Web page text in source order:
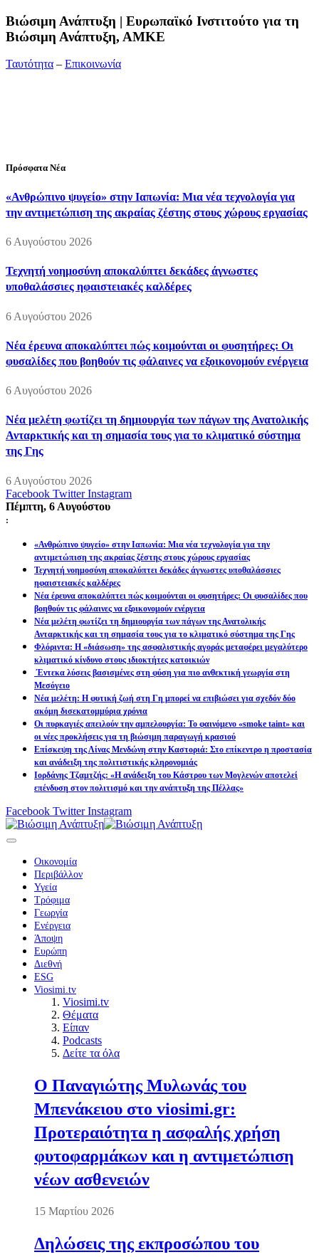
Bιώσιμη Ανάπτυξη | Ευρωπαϊκό Ινστιτούτο για τη
Βιώσιμη Ανάπτυξη, ΑΜΚΕ
Ταυτότητα – Επικοινωνία
Πρόσφατα Νέα
«Ανθρώπινο ψυγείο» στην Ιαπωνία: Μια νέα τεχνολογία για
την αντιμετώπιση της ακραίας ζέστης στους χώρους εργασίας
6 Αυγούστου 2026
Τεχνητή νοημοσύνη αποκαλύπτει δεκάδες άγνωστες
υποθαλάσσιες ηφαιστειακές καλδέρες
6 Αυγούστου 2026
Νέα έρευνα αποκαλύπτει πώς κοιμούνται οι φυσητήρες: Οι
φυσαλίδες που βοηθούν τις φάλαινες να εξοικονομούν ενέργεια
6 Αυγούστου 2026
Νέα μελέτη φωτίζει τη δημιουργία των πάγων της Ανατολικής
Ανταρκτικής και τη σημασία τους για το κλιματικό σύστημα
της Γης
6 Αυγούστου 2026
Facebook Twitter Instagram
Πέμπτη, 6 Αυγούστου
:
«Ανθρώπινο ψυγείο» στην Ιαπωνία: Μια νέα τεχνολογία για την
αντιμετώπιση της ακραίας ζέστης στους χώρους εργασίας
Τεχνητή νοημοσύνη αποκαλύπτει δεκάδες άγνωστες υποθαλάσσιες
ηφαιστειακές καλδέρες
Νέα έρευνα αποκαλύπτει πώς κοιμούνται οι φυσητήρες: Οι φυσαλίδες που
βοηθούν τις φάλαινες να εξοικονομούν ενέργεια
Νέα μελέτη φωτίζει τη δημιουργία των πάγων της Ανατολικής
Ανταρκτικής και τη σημασία τους για το κλιματικό σύστημα της Γης
Φλόριντα: Η «διάσωση» της ασφαλιστικής αγοράς μεταφέρει μεγαλύτερο
κλιματικό κίνδυνο στους ιδιοκτήτες κατοικιών
Έντεκα λύσεις βασισμένες στη φύση για πιο ανθεκτική γεωργία στη
Μεσόγειο
Νέα μελέτη: Η φυτική ζωή στη Γη μπορεί να επιβιώσει για σχεδόν δύο
ακόμη δισεκατομμύρια χρόνια
Οι πυρκαγιές απειλούν την αμπελουργία: Το φαινόμενο «smoke taint» και
οι νέες προκλήσεις για τη βιώσιμη παραγωγή κρασιού
Επίσκεψη της Λίνας Μενδώνη στην Καστοριά: Στο επίκεντρο η προστασία
και ανάδειξη της πολιτιστικής κληρονομιάς
Ιορδάνης Τζαμτζής: «Η ανάδειξη του Κάστρου των Μογλενών αποτελεί
επένδυση στον πολιτισμό και την ανάπτυξη της Πέλλας»
Facebook Twitter Instagram
Οικονομία
Περιβάλλον
Υγεία
Τρόφιμα
Γεωργία
Ενέργεια
Άποψη
Ευρώπη
Διεθνή
ESG
Viosimi.tv
Viosimi.tv
Θέματα
Είπαν
Podcasts
Δείτε τα όλα
Ο Παναγιώτης Μυλωνάς του
Μπενάκειου στο viosimi.gr:
Προτεραιότητα η ασφαλής χρήση
φυτοφαρμάκων και η αντιμετώπιση
νέων ασθενειών
15 Μαρτίου 2026
Δηλώσεις της εκπροσώπου του